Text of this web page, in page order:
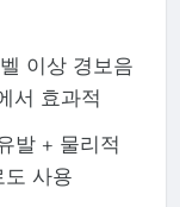
이상 경보음
서 효과적
발 + 물리적
사용